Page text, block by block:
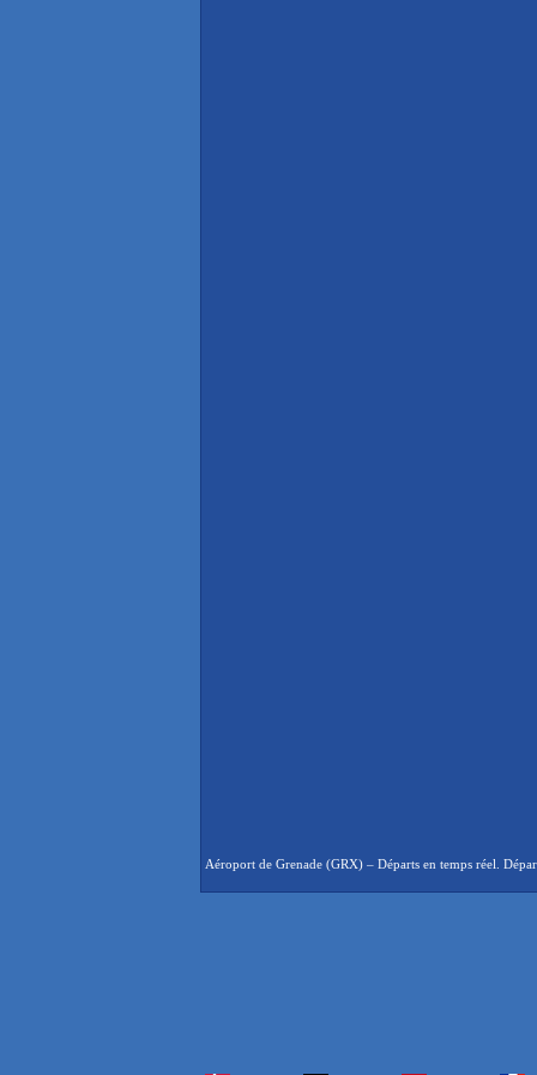
Aéroport de Grenade (GRX) – Départs en temps réel.